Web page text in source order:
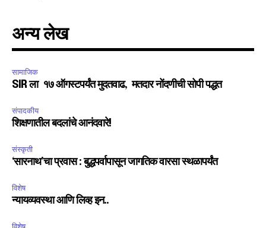
अन्य लेख
सामाजिक
SIR ला १७ ऑगस्टपर्यंत मुदतवाढ, मतदार नोंदणीची सोपी पद्धत
संपादकीय
शिक्षणातील बदलांचे आनंदवारे!
संस्कृती
‘सारनाथ’चा प्रवास : बुद्धपर्वापासून जागतिक वारसा स्थळापर्यंत
विशेष
न्यायव्यवस्था आणि लिव्ह इन..